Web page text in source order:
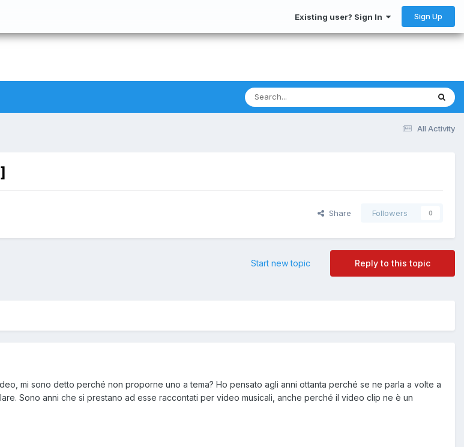
Existing user? Sign In Sign Up
All Activity
Share Followers 0
Reply to this topic
Start new topic
mi sono detto perché non proporne uno a tema? Ho pensato agli anni ottanta perché se ne parla a volte a
Sono anni che si prestano ad esse raccontati per video musicali, anche perché il video clip ne è un